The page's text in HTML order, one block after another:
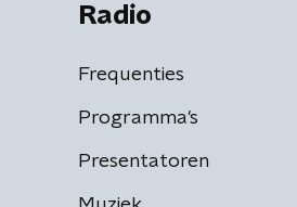
Radio
Frequenties
Programma's
Presentatoren